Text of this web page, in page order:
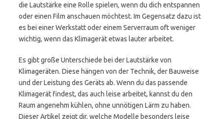
die Lautstärke eine Rolle spielen, wenn du dich entspannen
oder einen Film anschauen möchtest. Im Gegensatz dazu ist
es bei einer Werkstatt oder einem Serverraum oft weniger
wichtig, wenn das Klimagerät etwas lauter arbeitet.
Es gibt große Unterschiede bei der Lautstärke von
Klimageräten. Diese hängen von der Technik, der Bauweise
und der Leistung des Geräts ab. Wenn du das passende
Klimagerät findest, das auch leise arbeitet, kannst du den
Raum angenehm kühlen, ohne unnötigen Lärm zu haben.
Dieser Artikel zeigt dir, welche Modelle besonders leise